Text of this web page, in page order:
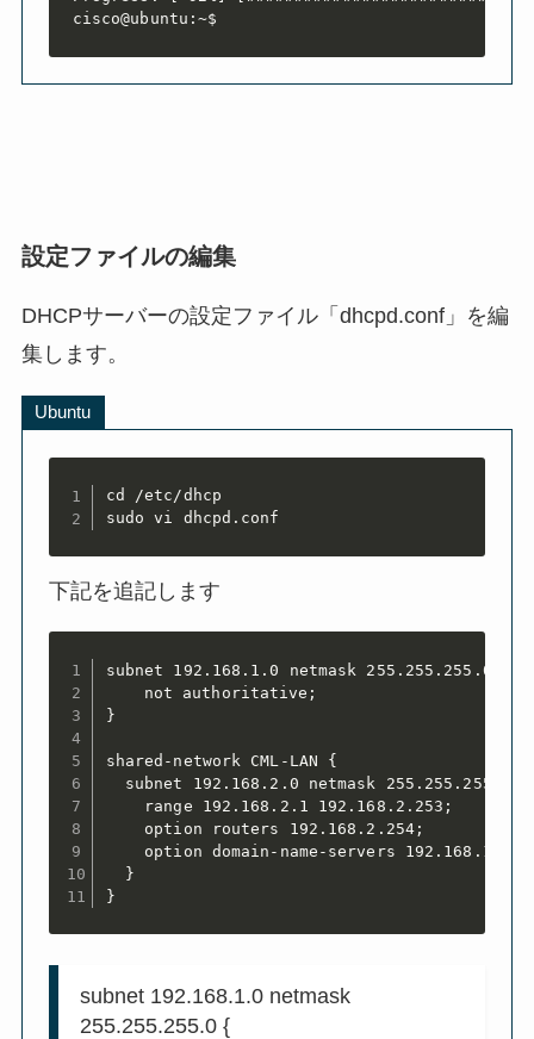
設定ファイルの編集
DHCPサーバーの設定ファイル「dhcpd.conf」を編
集します。
Ubuntu
cd /etc/dhcp
sudo vi dhcpd.conf
下記を追記します
subnet 192.168.1.0 netmask 255.255.255.0 {
}
shared-network CML-LAN {
  subnet 192.168.2.0 netmask 255.255.255.0 {
    range 192.168.2.1 192.168.2.253;
    option routers 192.168.2.254;
    option domain-name-servers 192.168.1.1;
  }
}
subnet 192.168.1.0 netmask
255.255.255.0 {